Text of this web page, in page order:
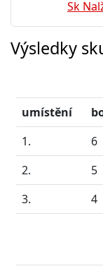
Sk
Výsledky
umístění
1.
6
2.
5
3.
4